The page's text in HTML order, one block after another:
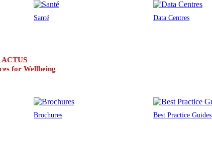
Santé Data Centres
for Wellbeing
Brochures Best Practice Guides